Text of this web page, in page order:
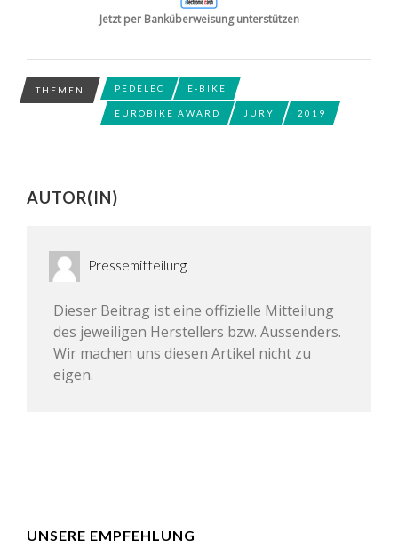
Jetzt per Banküberweisung unterstützen
THEMEN PEDELEC E-BIKE
EUROBIKE AWARD JURY 2019
AUTOR(IN)
Pressemitteilung
Dieser Beitrag ist eine offizielle Mitteilung
des jeweiligen Herstellers bzw. Aussenders.
Wir machen uns diesen Artikel nicht zu
eigen.
UNSERE EMPFEHLUNG